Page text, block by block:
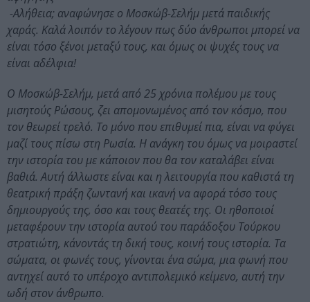
-Αλήθεια; αναφώνησε ο Μοσκώβ-Σελήμ μετά παιδικής
χαράς. Καλά λοιπόν το λέγουν πως δύο άνθρωποι μπορεί να
είναι τόσο ξένοι μεταξύ τους, και όμως οι ψυχές τους να
είναι αδέλφια!
O Μοσκώβ-Σελήμ, μετά από 25 χρόνια πολέμου με τους
μισητούς Ρώσους, ζει απομονωμένος από τον κόσμο, που
τον θεωρεί τρελό. Το μόνο που επιθυμεί πια, είναι να φύγει
μαζί τους πίσω στη Ρωσία. Η ανάγκη του όμως να μοιραστεί
την ιστορία του με κάποιον που θα τον καταλάβει είναι
βαθιά. Αυτή άλλωστε είναι και η λειτουργία που καθιστά τη
θεατρική πράξη ζωντανή και ικανή να αφορά τόσο τους
δημιουργούς της, όσο και τους θεατές της. Οι ηθοποιοί
μεταφέρουν την ιστορία αυτού του παράδοξου Τούρκου
στρατιώτη, κάνοντάς τη δική τους, κοινή τους ιστορία. Τα
σώματα, οι φωνές τους, γίνονται ένα σώμα, μια φωνή που
αντηχεί αυτό το υπέροχο αντιπολεμικό κείμενο, αυτή την
ωδή στον άνθρωπο.